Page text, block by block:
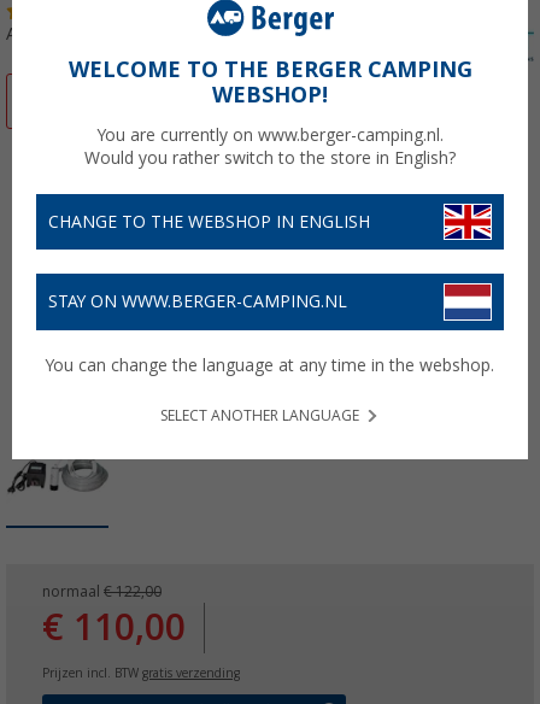
Artikelnr: 128120
normaal € 122,00
€ 110,00
Prijzen incl. BTW gratis verzending
WELCOME TO THE BERGER CAMPING
WEBSHOP!
You are currently on www.berger-camping.nl.
Would you rather switch to the store in English?
CHANGE TO THE WEBSHOP IN ENGLISH
STAY ON WWW.BERGER-CAMPING.NL
You can change the language at any time in the webshop.
SELECT ANOTHER LANGUAGE